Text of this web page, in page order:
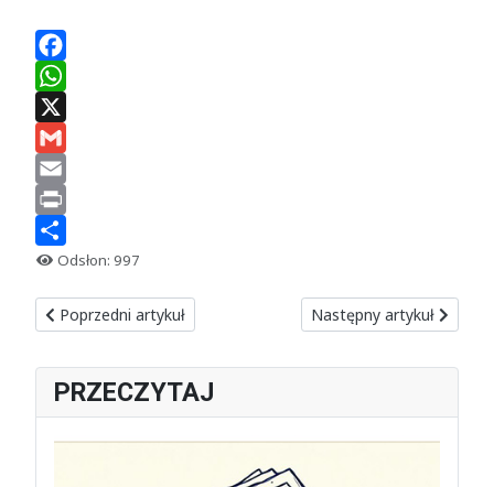
Facebook
WhatsApp
X
Gmail
Email
Print
Share
Odsłon: 997
Poprzedni artykuł: Gen. Janusz Nosek, szef wojskowego
Poprzedni artykuł Następny artykuł:
Następny artykuł
PRZECZYTAJ